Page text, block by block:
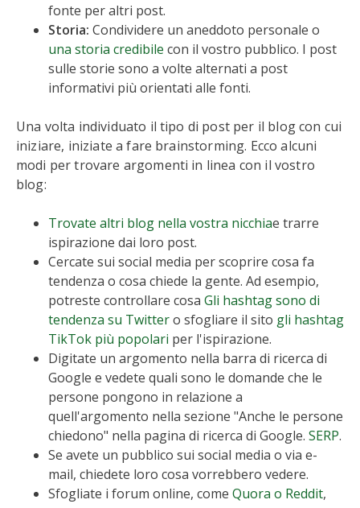
fonte per altri post.
Storia: Condividere un aneddoto personale o
una storia credibile con il vostro pubblico. I post
sulle storie sono a volte alternati a post
informativi più orientati alle fonti.
Una volta individuato il tipo di post per il blog con cui
iniziare, iniziate a fare brainstorming. Ecco alcuni
modi per trovare argomenti in linea con il vostro
blog:
Trovate altri blog nella vostra nicchiae trarre
ispirazione dai loro post.
Cercate sui social media per scoprire cosa fa
tendenza o cosa chiede la gente. Ad esempio,
potreste controllare cosa Gli hashtag sono di
tendenza su Twittero sfogliare il sito gli hashtag
TikTok più popolari per l'ispirazione.
Digitate un argomento nella barra di ricerca di
Google e vedete quali sono le domande che le
persone pongono in relazione a
quell'argomento nella sezione "Anche le persone
chiedono" nella pagina di ricerca di Google. SERP.
Se avete un pubblico sui social media o via e-
mail, chiedete loro cosa vorrebbero vedere.
Sfogliate i forum online, come Quora o Reddit,